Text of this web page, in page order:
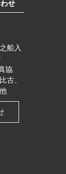
せ
船入
協
古、